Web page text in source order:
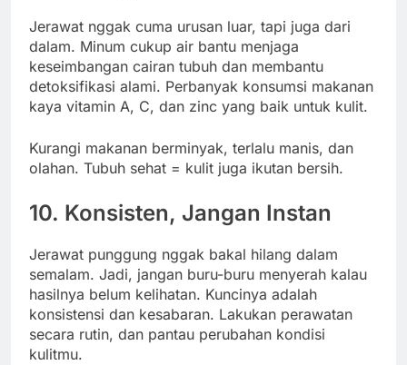
Jerawat nggak cuma urusan luar, tapi juga dari
dalam. Minum cukup air bantu menjaga
keseimbangan cairan tubuh dan membantu
detoksifikasi alami. Perbanyak konsumsi makanan
kaya vitamin A, C, dan zinc yang baik untuk kulit.
Kurangi makanan berminyak, terlalu manis, dan
olahan. Tubuh sehat = kulit juga ikutan bersih.
10. Konsisten, Jangan Instan
Jerawat punggung nggak bakal hilang dalam
semalam. Jadi, jangan buru-buru menyerah kalau
hasilnya belum kelihatan. Kuncinya adalah
konsistensi dan kesabaran. Lakukan perawatan
secara rutin, dan pantau perubahan kondisi
kulitmu.